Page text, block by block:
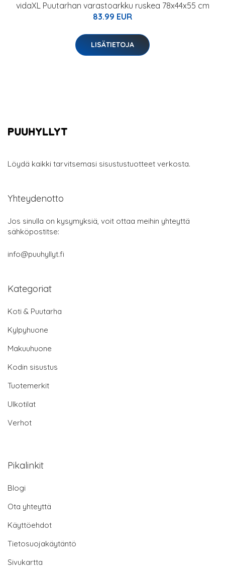
vidaXL Puutarhan varastoarkku ruskea 78x44x55 cm
83.99 EUR
LISÄTIETOJA
Löydä kaikki tarvitsemasi sisustustuotteet verkosta.
Yhteydenotto
Jos sinulla on kysymyksiä, voit ottaa meihin yhteyttä
sähköpostitse:
info@puuhyllyt.fi
Kategoriat
Koti & Puutarha
Kylpyhuone
Makuuhuone
Kodin sisustus
Tuotemerkit
Ulkotilat
Verhot
Pikalinkit
Blogi
Ota yhteyttä
Käyttöehdot
Tietosuojakäytäntö
Sivukartta